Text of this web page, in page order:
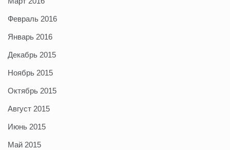
Февраль 2016
Январь 2016
Декабрь 2015
Ноябрь 2015
Октябрь 2015
Август 2015
Июнь 2015
Май 2015